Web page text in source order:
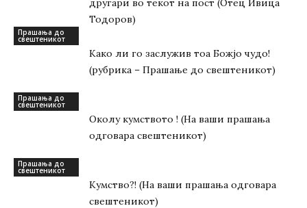
другари во текот на пост (Отец Ивица
Тодоров)
Прашања до
свештеникот
Како ли го заслужив тоа Божјо чудо!
(рубрика – Прашање до свештеникот)
Прашања до
свештеникот
Околу кумството ! (На ваши прашања
одговара свештеникот)
Прашања до
свештеникот
Кумство?! (На ваши прашања одговара
свештеникот)